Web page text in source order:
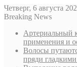
Четверг, 6 августа
Breaking News
Артериальный
применения и
Волосы
пряди